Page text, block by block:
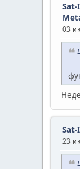
Sat-
03
Sat-
23